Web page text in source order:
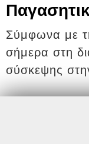
Σύμφωνα με
σήμερα στη
σύσκεψης